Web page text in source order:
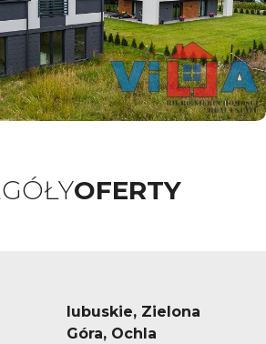
OFERTY
lubuskie, Zielona
Góra, Ochla